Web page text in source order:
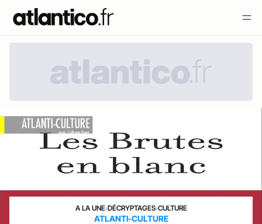
A LA UNE›DÉCRYPTAGES›CULTURE
ATLANTI-CULTURE